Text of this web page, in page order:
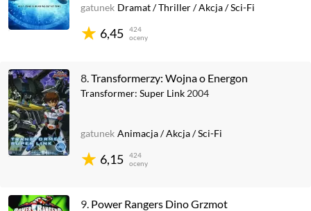
6,45
424
oceny
gatunek Dramat/Thriller/Akcja/Sci-Fi
8.Transformerzy: Wojna o Energon
Transformer: Super Link 2004
6,15
424
oceny
gatunek Animacja/Akcja/Sci-Fi
9. Power Rangers Dino Grzmot